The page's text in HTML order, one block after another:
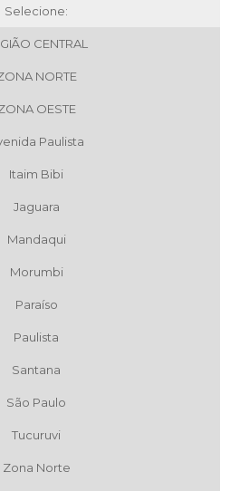
Selecione:
CENTRAL
NORTE
OESTE
Paulista
Itaim Bibi
Jaguara
Mandaqui
Morumbi
Paraíso
Paulista
Santana
São Paulo
Tucuruvi
Zona Norte